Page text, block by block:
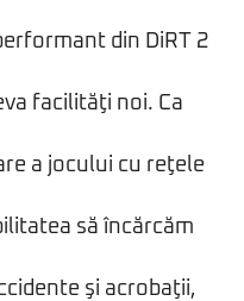
din DiRT 2
facilităţi noi. Ca
a jocului cu reţele
să încărcăm
şi acrobaţii,